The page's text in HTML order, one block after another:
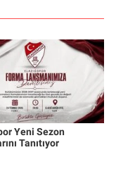
Yeni Sezon
Tanıtıyor